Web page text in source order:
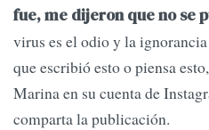
fue, me dijeron que no se
virus es el odio y la
que escribió esto o piensa
Marina en su cuenta de
comparta la publicación.